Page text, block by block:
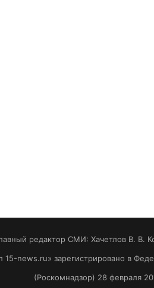
редактор СМИ: Хaчeтлoв B. B.
15-news.ru» зарегистрировано в
(Роскомнадзор) 28 февраля